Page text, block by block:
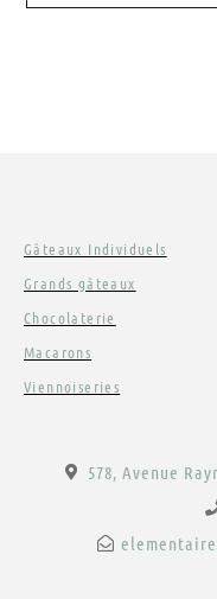
Gâteaux Individuels
Grands gâteaux
Chocolaterie
Macarons
Viennoiseries
578, Avenue